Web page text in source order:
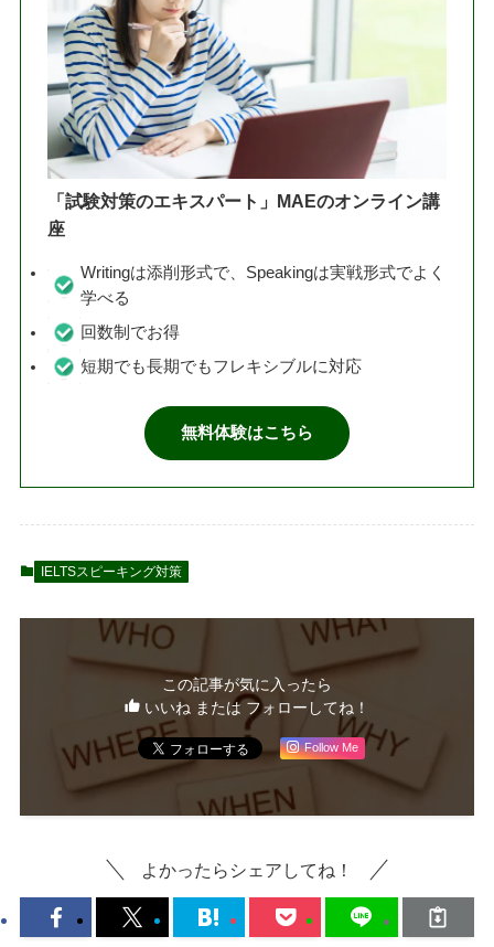
「試験対策のエキスパート」MAEのオンライン講
座
Writingは添削形式で、Speakingは実戦形式でよく
学べる
回数制でお得
短期でも長期でもフレキシブルに対応
無料体験はこちら
IELTSスピーキング対策
この記事が気に入ったら
いいね または フォローしてね！
Follow Me
よかったらシェアしてね！